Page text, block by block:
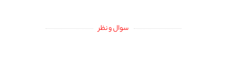
سوال و نظر